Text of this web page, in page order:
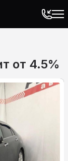
от 4.5%